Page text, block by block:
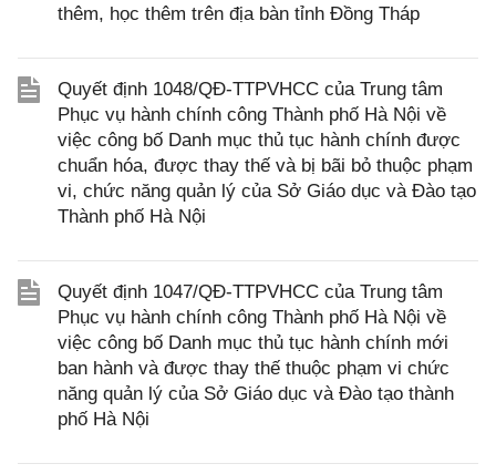
thêm, học thêm trên địa bàn tỉnh Đồng Tháp
Quyết định 1048/QĐ-TTPVHCC của Trung tâm
Phục vụ hành chính công Thành phố Hà Nội về
việc công bố Danh mục thủ tục hành chính được
chuẩn hóa, được thay thế và bị bãi bỏ thuộc phạm
vi, chức năng quản lý của Sở Giáo dục và Đào tạo
Thành phố Hà Nội
Quyết định 1047/QĐ-TTPVHCC của Trung tâm
Phục vụ hành chính công Thành phố Hà Nội về
việc công bố Danh mục thủ tục hành chính mới
ban hành và được thay thế thuộc phạm vi chức
năng quản lý của Sở Giáo dục và Đào tạo thành
phố Hà Nội